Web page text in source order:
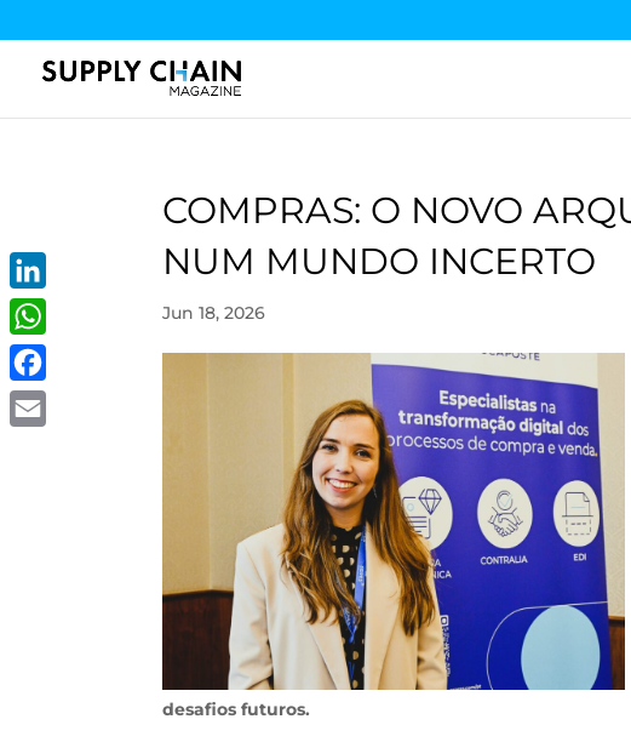
COMPRAS: O NOVO
NUM MUNDO INCERTO
Jun 18, 2026
desafios futuros.
LinkedIn
WhatsApp
Facebook